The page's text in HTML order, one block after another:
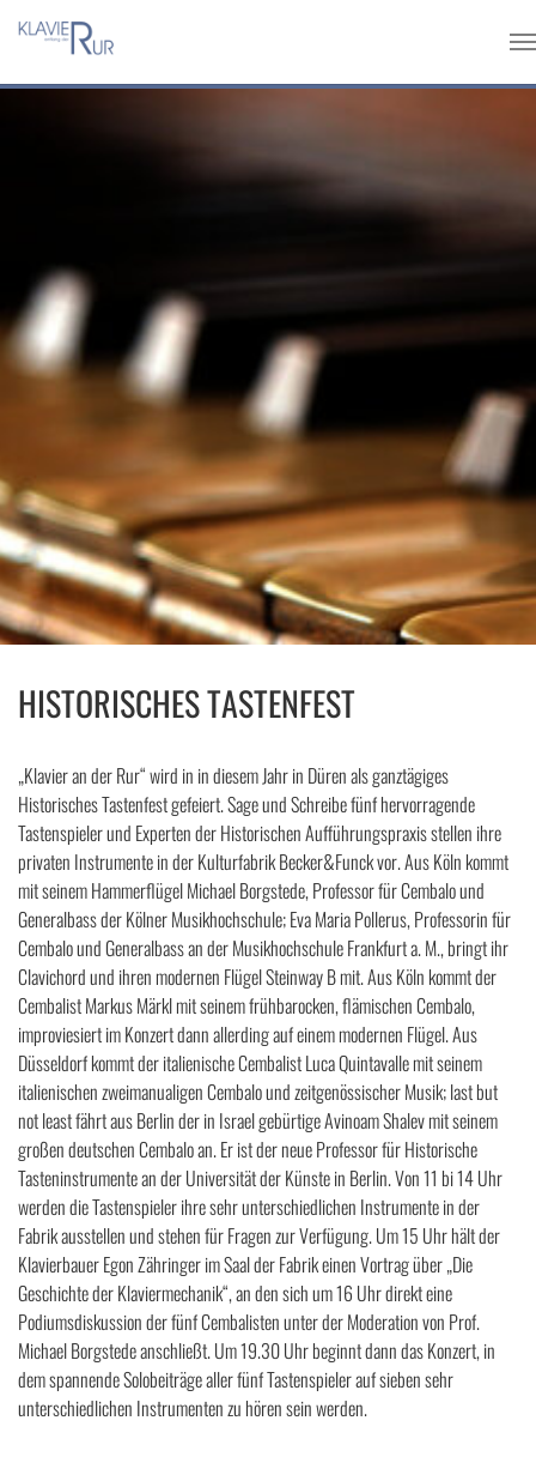
Skip to main content
HISTORISCHES TASTENFEST
„Klavier an der Rur“ wird in in diesem Jahr in Düren als ganztägiges
Historisches Tastenfest gefeiert. Sage und Schreibe fünf hervorragende
Tastenspieler und Experten der Historischen Aufführungspraxis stellen ihre
privaten Instrumente in der Kulturfabrik Becker&Funck vor. Aus Köln kommt
mit seinem Hammerflügel Michael Borgstede, Professor für Cembalo und
Generalbass der Kölner Musikhochschule; Eva Maria Pollerus, Professorin für
Cembalo und Generalbass an der Musikhochschule Frankfurt a. M., bringt ihr
Clavichord und ihren modernen Flügel Steinway B mit. Aus Köln kommt der
Cembalist Markus Märkl mit seinem frühbarocken, flämischen Cembalo,
improviesiert im Konzert dann allerding auf einem modernen Flügel. Aus
Düsseldorf kommt der italienische Cembalist Luca Quintavalle mit seinem
italienischen zweimanualigen Cembalo und zeitgenössischer Musik; last but
not least fährt aus Berlin der in Israel gebürtige Avinoam Shalev mit seinem
großen deutschen Cembalo an. Er ist der neue Professor für Historische
Tasteninstrumente an der Universität der Künste in Berlin. Von 11 bi 14 Uhr
werden die Tastenspieler ihre sehr unterschiedlichen Instrumente in der
Fabrik ausstellen und stehen für Fragen zur Verfügung. Um 15 Uhr hält der
Klavierbauer Egon Zähringer im Saal der Fabrik einen Vortrag über „Die
Geschichte der Klaviermechanik“, an den sich um 16 Uhr direkt eine
Podiumsdiskussion der fünf Cembalisten unter der Moderation von Prof.
Michael Borgstede anschließt. Um 19.30 Uhr beginnt dann das Konzert, in
dem spannende Solobeiträge aller fünf Tastenspieler auf sieben sehr
unterschiedlichen Instrumenten zu hören sein werden.